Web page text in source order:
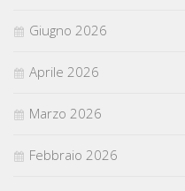
Giugno 2026
Aprile 2026
Marzo 2026
Febbraio 2026